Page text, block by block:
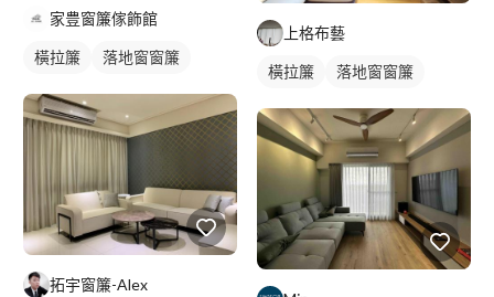
家豊窗簾傢飾館
橫拉簾 落地窗窗簾
拓宇窗簾-Alex
上格布藝
橫拉簾 落地窗窗簾